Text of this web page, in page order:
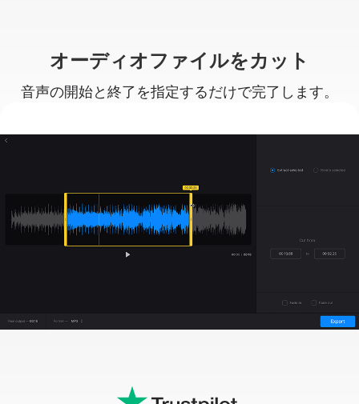
オーディオファイルをカット
音声の開始と終了を指定するだけで完了します。